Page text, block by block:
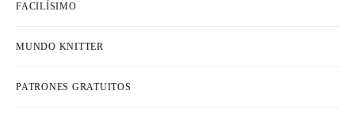
FACILÍSIMO
MUNDO KNITTER
PATRONES GRATUITOS